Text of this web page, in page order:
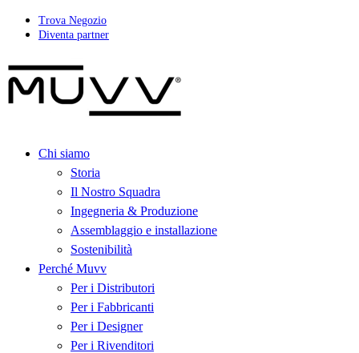
Trova Negozio
Diventa partner
Chi siamo
Storia
Il Nostro Squadra
Ingegneria & Produzione
Assemblaggio e installazione
Sostenibilità
Perché Muvv
Per i Distributori
Per i Fabbricanti
Per i Designer
Per i Rivenditori